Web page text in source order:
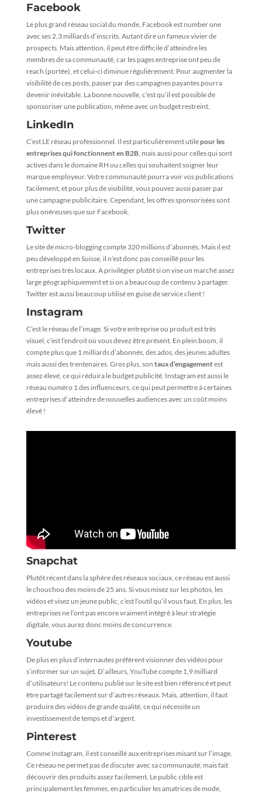
Facebook
Le plus grand réseau social du monde, Facebook est number one
avec ses 2,3 milliards d’inscrits. Autant dire un fameux vivier de
prospects. Mais attention, il peut être difficile d’atteindre les
membres de sa communauté, car les pages entreprise ont peu de
reach (portée), et celui-ci diminue régulièrement. Pour augmenter la
visibilité de ces posts, passer par des campagnes payantes pourra
devenir inévitable. La bonne nouvelle, c’est qu’il est possible de
sponsoriser une publication, même avec un budget restreint.
LinkedIn
C’est LE réseau professionnel. Il est particulièrement utilepour les
entreprises qui fonctionnent en B2B, mais aussi pour celles qui sont
actives dans le domaine RH ou celles qui souhaitent soigner leur
marque employeur. Votre communauté pourra voir vos publications
facilement, et pour plus de visibilité, vous pouvez aussi passer par
une campagne publicitaire. Cependant, les offres sponsorisées sont
plus onéreuses que sur Facebook.
Twitter
Le site de micro-blogging compte 320 millions d’abonnés. Mais il est
peu développé en Suisse, il n’est donc pas conseillé pour les
entreprises très locaux. A privilégier plutôt si on vise un marché assez
large géographiquement et si on a beaucoup de contenu à partager.
Twitter est aussi beaucoup utilisé en guise de service client !
Instagram
C’est le réseau de l’image. Si votre entreprise ou produit est très
visuel, c’est l’endroit où vous devez être présent. En plein boom, il
compte plus que 1 milliards d’abonnés, des ados, des jeunes adultes
mais aussi des trentenaires. Gros plus, son taux d’engagementest
assez élevé, ce qui réduira le budget publicité. Instagram est aussi le
réseau numéro 1 des influenceurs, ce qui peut permettre à certaines
entreprises d’atteindre de nouvelles audiences avec un coût moins
élevé !
Snapchat
Plutôt récent dans la sphère des réseaux sociaux, ce réseau est aussi
le chouchou des moins de 25 ans. Si vous misez sur les photos, les
vidéos et visez un jeune public, c’est l’outil qu’il vous faut. En plus, les
entreprises ne l’ont pas encore vraiment intégré à leur stratégie
digitale, vous aurez donc moins de concurrence.
Youtube
De plus en plus d’internautes préfèrent visionner des vidéos pour
s’informer sur un sujet. D’ailleurs, YouTube compte 1,9 milliard
d’utilisateurs! Le contenu publié sur le site est bien référencé et peut
être partagé facilement sur d’autres réseaux. Mais, attention, il faut
produire des vidéos de grande qualité, ce qui nécessite un
investissement de temps et d’argent.
Pinterest
Comme Instagram, il est conseillé aux entreprises misant sur l’image.
Ce réseau ne permet pas de discuter avec sa communauté, mais fait
découvrir des produits assez facilement. Le public cible est
principalement les femmes, en particulier les amatrices de mode,